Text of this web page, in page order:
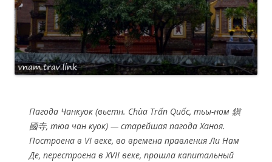
Пагода Чанкуок (вьетн. Chùa Trấn Quốc, тьы-ном 鎭
國寺, тюа чан куок) — старейшая пагода Ханоя.
Построена в VI веке, во времена правления Ли Нам
Де, перестроена в XVII веке, прошла капитальный